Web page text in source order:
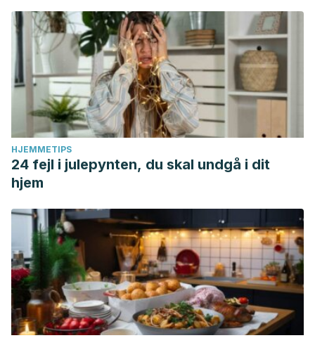
HJEMMETIPS
24 fejl i julepynten, du skal undgå i dit
hjem